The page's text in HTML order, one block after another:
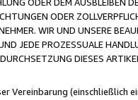
ODER
WIR UND UNSERE
JEDE PROZESSUALE
DIESES
Vereinbarung (einschließlich